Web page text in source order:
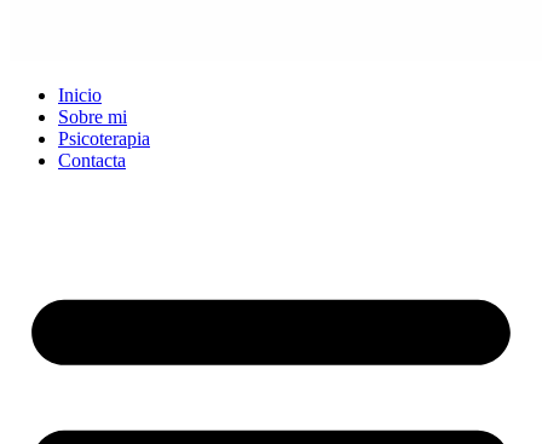
Inicio
Sobre mi
Psicoterapia
Contacta